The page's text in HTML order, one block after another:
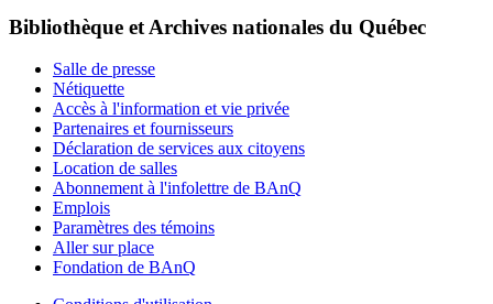
Bibliothèque et Archives nationales du Québec
Salle de presse
Nétiquette
Accès à l'information et vie privée
Partenaires et fournisseurs
Déclaration de services aux citoyens
Location de salles
Abonnement à l'infolettre de BAnQ
Emplois
Paramètres des témoins
Aller sur place
Fondation de BAnQ